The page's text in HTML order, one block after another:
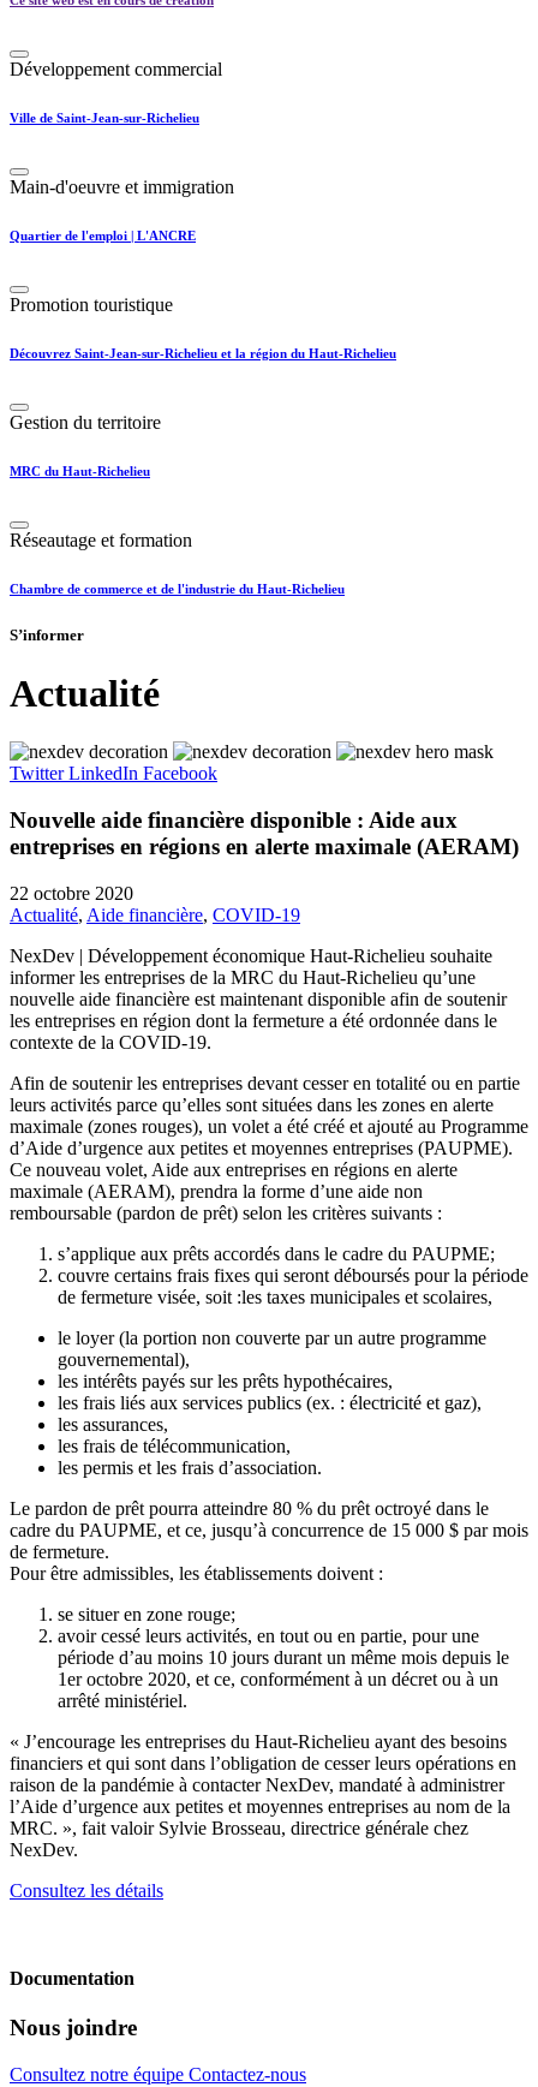
Développement commercial
Ville de Saint-Jean-sur-Richelieu
Main-d'oeuvre et immigration
Quartier de l'emploi | L'ANCRE
Promotion touristique
Découvrez Saint-Jean-sur-Richelieu et la région du Haut-Richelieu
Gestion du territoire
MRC du Haut-Richelieu
Réseautage et formation
Chambre de commerce et de l'industrie du Haut-Richelieu
S’informer
Actualité
Twitter LinkedIn Facebook
Nouvelle aide financière disponible : Aide aux
entreprises en régions en alerte maximale (AERAM)
22 octobre 2020
Actualité, Aide financière, COVID-19
NexDev | Développement économique Haut-Richelieu souhaite
informer les entreprises de la MRC du Haut-Richelieu qu’une
nouvelle aide financière est maintenant disponible afin de soutenir
les entreprises en région dont la fermeture a été ordonnée dans le
contexte de la COVID-19.
Afin de soutenir les entreprises devant cesser en totalité ou en partie
leurs activités parce qu’elles sont situées dans les zones en alerte
maximale (zones rouges), un volet a été créé et ajouté au Programme
d’Aide d’urgence aux petites et moyennes entreprises (PAUPME).
Ce nouveau volet, Aide aux entreprises en régions en alerte
maximale (AERAM), prendra la forme d’une aide non
remboursable (pardon de prêt) selon les critères suivants :
s’applique aux prêts accordés dans le cadre du PAUPME;
couvre certains frais fixes qui seront déboursés pour la période
de fermeture visée, soit :les taxes municipales et scolaires,
le loyer (la portion non couverte par un autre programme
gouvernemental),
les intérêts payés sur les prêts hypothécaires,
les frais liés aux services publics (ex. : électricité et gaz),
les assurances,
les frais de télécommunication,
les permis et les frais d’association.
Le pardon de prêt pourra atteindre 80 % du prêt octroyé dans le
cadre du PAUPME, et ce, jusqu’à concurrence de 15 000 $ par mois
de fermeture.
Pour être admissibles, les établissements doivent :
se situer en zone rouge;
avoir cessé leurs activités, en tout ou en partie, pour une
période d’au moins 10 jours durant un même mois depuis le
1er octobre 2020, et ce, conformément à un décret ou à un
arrêté ministériel.
« J’encourage les entreprises du Haut-Richelieu ayant des besoins
financiers et qui sont dans l’obligation de cesser leurs opérations en
raison de la pandémie à contacter NexDev, mandaté à administrer
l’Aide d’urgence aux petites et moyennes entreprises au nom de la
MRC. », fait valoir Sylvie Brosseau, directrice générale chez
NexDev.
Consultez les détails
Documentation
Nous joindre
Consultez notre équipe Contactez-nous